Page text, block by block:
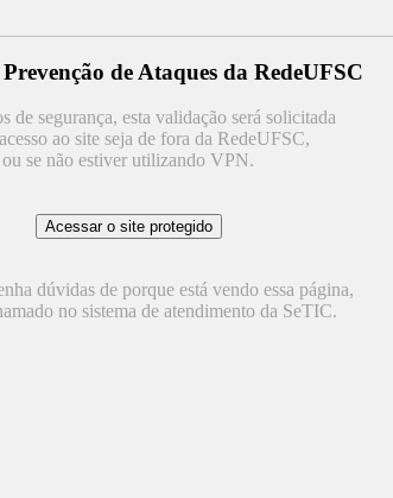
Prevenção de Ataques da RedeUFSC
de segurança, esta validação será solicitada
ao site seja de fora da RedeUFSC,
ou se não estiver utilizando VPN.
dúvidas de porque está vendo essa página,
no sistema de atendimento da SeTIC.